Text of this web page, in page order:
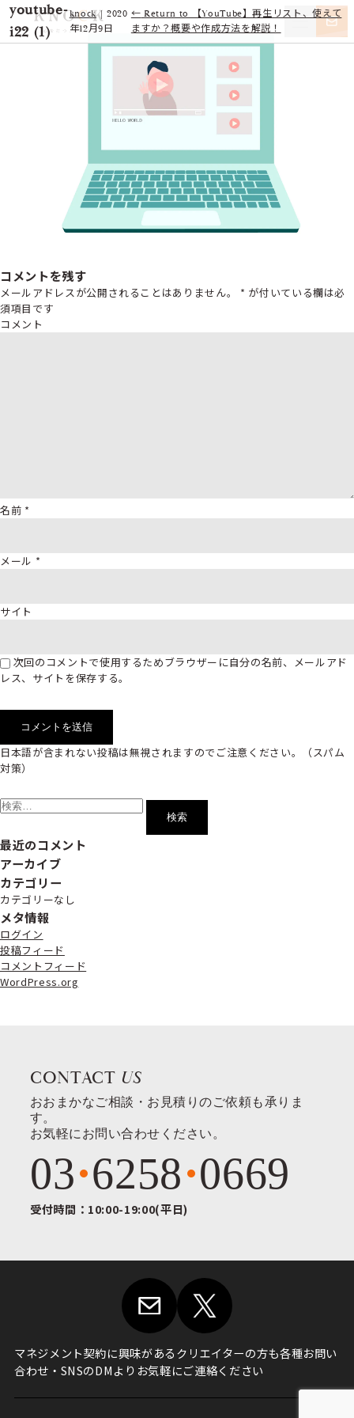
youtube-
i22 (1)
knock | 2020
年12月9日
← Return to 【YouTube】再生リスト、使えて
ますか？概要や作成方法を解説！
コメントを残す
メールアドレスが公開されることはありません。 * が付いている欄は必
須項目です
コメント
名前 *
メール *
サイト
次回のコメントで使用するためブラウザーに自分の名前、メールアド
レス、サイトを保存する。
日本語が含まれない投稿は無視されますのでご注意ください。（スパム
対策）
索:
最近のコメント
アーカイブ
カテゴリー
カテゴリーなし
メタ情報
ログイン
投稿フィード
コメントフィード
WordPress.org
CONTACT US
おおまかなご相談・お見積りのご依頼も承りま
す。
お気軽にお問い合わせください。
03 6258 0669
受付時間：10:00-19:00(平日)
マネジメント契約に興味があるクリエイターの方も各種お問い
合わせ・ SNSのDMよりお気軽にご連絡ください